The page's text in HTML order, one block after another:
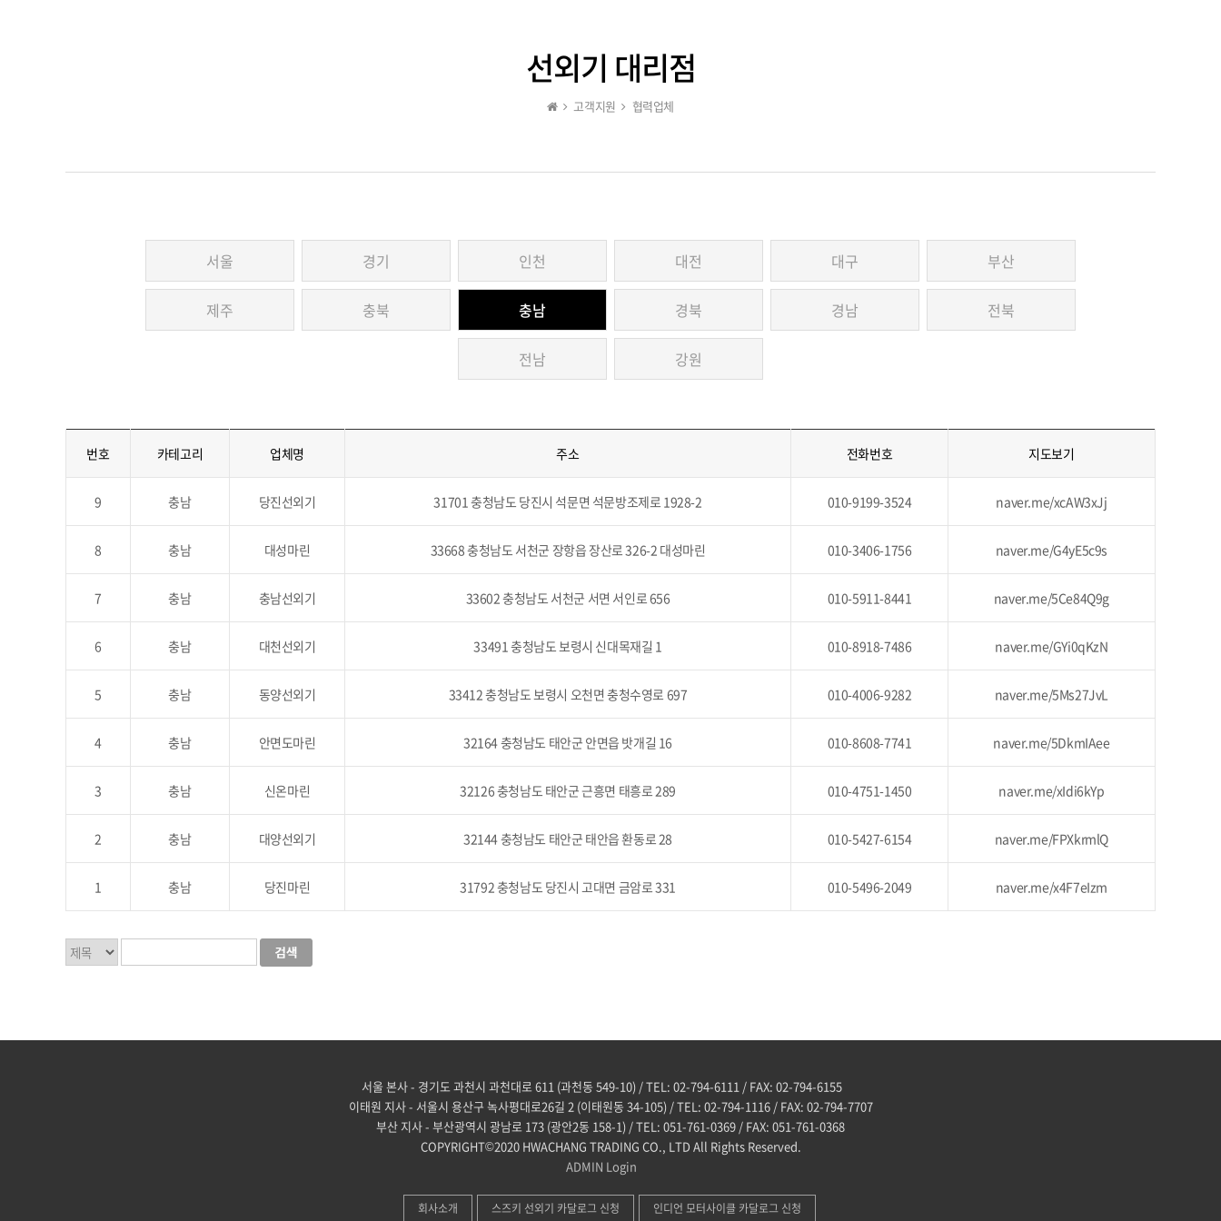
선외기 대리점
고객지원 협력업체
서울 경기 인천 대전 대구 부산
제주 충북 충남 경북 경남 전북
전남 강원
번호 카테고리 업체명 주소 전화번호 지도보기
9 충남 당진선외기 31701 충청남도 당진시 석문면 석문방조제로 1928-2 010-9199-3524 naver.me/xcAW3xJj
8 충남 대성마린 33668 충청남도 서천군 장항읍 장산로 326-2 대성마린 010-3406-1756 naver.me/G4yE5c9s
7 충남 충남선외기 33602 충청남도 서천군 서면 서인로 656 010-5911-8441 naver.me/5Ce84Q9g
6 충남 대천선외기 33491 충청남도 보령시 신대목재길 1 010-8918-7486 naver.me/GYi0qKzN
5 충남 동양선외기 33412 충청남도 보령시 오천면 충청수영로 697 010-4006-9282 naver.me/5Ms27JvL
4 충남 안면도마린 32164 충청남도 태안군 안면읍 밧개길 16 010-8608-7741 naver.me/5DkmIAee
3 충남 신온마린 32126 충청남도 태안군 근흥면 태흥로 289 010-4751-1450 naver.me/xIdi6kYp
2 충남 대양선외기 32144 충청남도 태안군 태안읍 환동로 28 010-5427-6154 naver.me/FPXkrmlQ
1 충남 당진마린 31792 충청남도 당진시 고대면 금암로 331 010-5496-2049 naver.me/x4F7eIzm
서울 본사 - 경기도 과천시 과천대로 611 (과천동 549-10) / TEL: 02-794-6111 / FAX: 02-794-6155
이태원 지사 - 서울시 용산구 녹사평대로26길 2 (이태원동 34-105) / TEL: 02-794-1116 / FAX: 02-794-7707
부산 지사 - 부산광역시 광남로 173 (광안2동 158-1) / TEL: 051-761-0369 / FAX: 051-761-0368
COPYRIGHT©2020 HWACHANG TRADING CO., LTD All Rights Reserved.
ADMIN Login
회사소개 스즈키 선외기 카달로그 신청 인디언 모터사이클 카달로그 신청